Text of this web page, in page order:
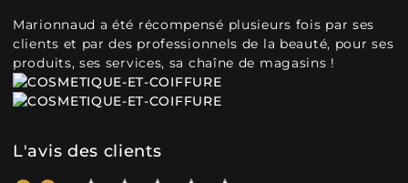
Marionnaud a été récompensé plusieurs fois par ses
clients et par des professionnels de la beauté, pour ses
produits, ses services, sa chaîne de magasins !
L'avis des clients